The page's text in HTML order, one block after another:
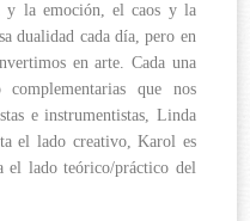
y la emoción, el caos y la
dualidad cada día, pero en
en arte. Cada una
que nos
e instrumentistas, Linda
el lado creativo, Karol es
el lado teórico/práctico del